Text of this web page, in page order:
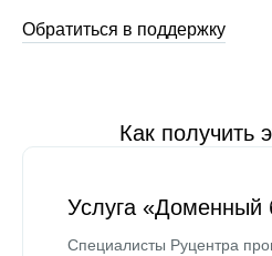
Обратиться в поддержку
Как получить
Услуга «Доменный
Специалисты Руцентра